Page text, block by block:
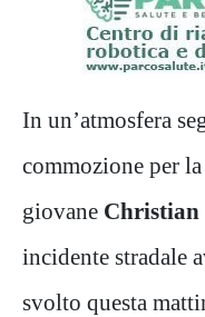
In un’atmosfera
commozione per
giovane Christian
incidente stradale
svolto questa